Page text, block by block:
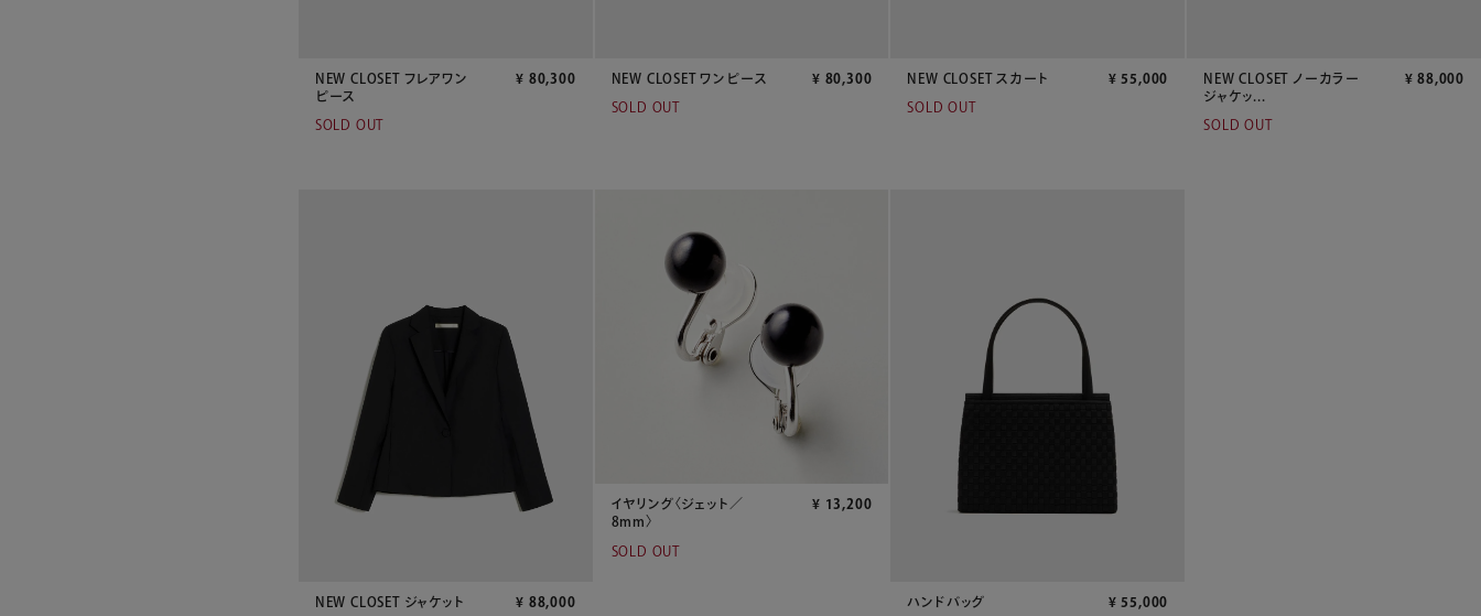
NEW CLOSET フレアワン
ピース
¥ 80,300
SOLD OUT
NEW CLOSET ワンピース ¥ 80,300
SOLD OUT
NEW CLOSET スカート ¥ 55,000
SOLD OUT
NEW CLOSET ノーカラー
ジャケッ...
¥ 88,000
SOLD OUT
NEW CLOSET ジャケット ¥ 88,000
イヤリング〈ジェット／
8mm〉
¥ 13,200
SOLD OUT
ハンドバッグ ¥ 55,000